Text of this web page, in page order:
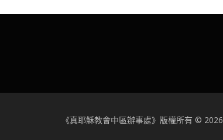
《真耶穌教會中區辦事處》版權所有 © 2026